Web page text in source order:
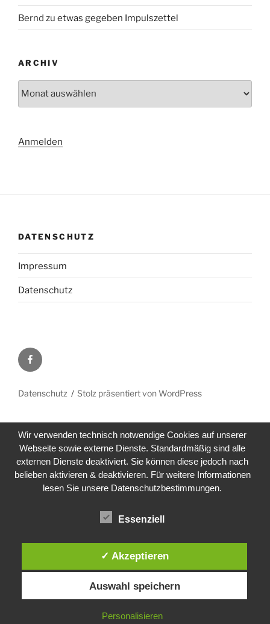
Bernd zu etwas gegeben Impulszettel
ARCHIV
Anmelden
DATENSCHUTZ
Impressum
Datenschutz
Facebook
Datenschutz Stolz präsentiert von WordPress
Wir verwenden technisch notwendige Cookies auf unserer
Webseite sowie externe Dienste. Standardmäßig sind alle
externen Dienste deaktiviert. Sie können diese jedoch nach
belieben aktivieren & deaktivieren. Für weitere Informationen
lesen Sie unsere Datenschutzbestimmungen.
Essenziell
✓ Akzeptieren
Auswahl speichern
Personalisieren